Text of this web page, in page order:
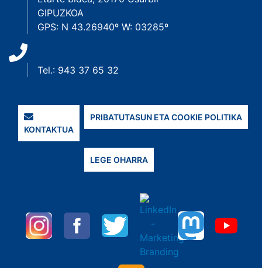
GIPUZKOA
GPS: N 43.26940º W: 03285º
Tel.: 943 37 65 32
KONTAKTUA
PRIBATUTASUN ETA COOKIE POLITIKA
LEGE OHARRA